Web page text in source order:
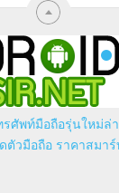
รศัพท์มือถือรุ่นใหม่ล่
ตัวมือถือ ราคาสมา